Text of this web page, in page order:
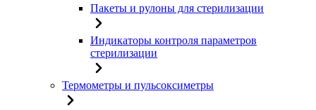
Пакеты и рулоны для стерилизации
Индикаторы контроля параметров
стерилизации
Термометры и пульсоксиметры